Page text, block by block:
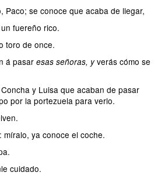
se conoce que acaba de llegar,
fuereño rico.
toro de once.
á pasar esas señoras, yverás cómo se
y Luisa que acaban de pasar
por la portezuela para verlo.
ya conoce el coche.
cuidado.